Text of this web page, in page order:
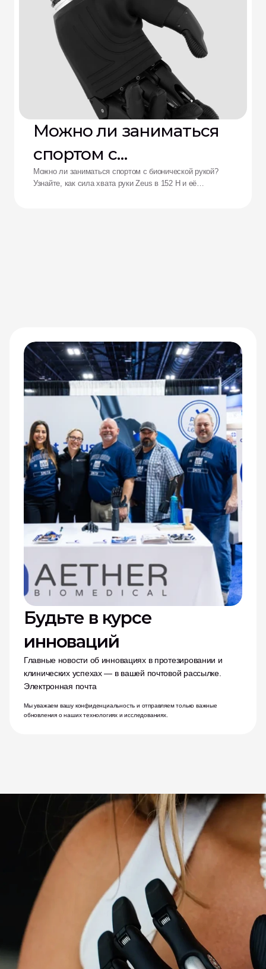
Можно ли заниматься
спортом с
бионической рукой?
Можно ли заниматься спортом с бионической рукой?
Узнайте, как сила хвата руки Zeus в 152 Н и её
Будьте в курсе
инноваций
Главные новости об инновациях в протезировании и
клинических успехах — в вашей почтовой рассылке.
Электронная почта
Мы уважаем вашу конфиденциальность и отправляем только важные
обновления о наших технологиях и исследованиях.